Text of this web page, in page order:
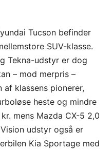
Tucson befinder
SUV-klasse.
Tekna-udstyr er dog
– mod merpris –
klassens pionerer,
heste og mindre
mens Mazda CX-5 2,0
udstyr også er
Kia Sportage med